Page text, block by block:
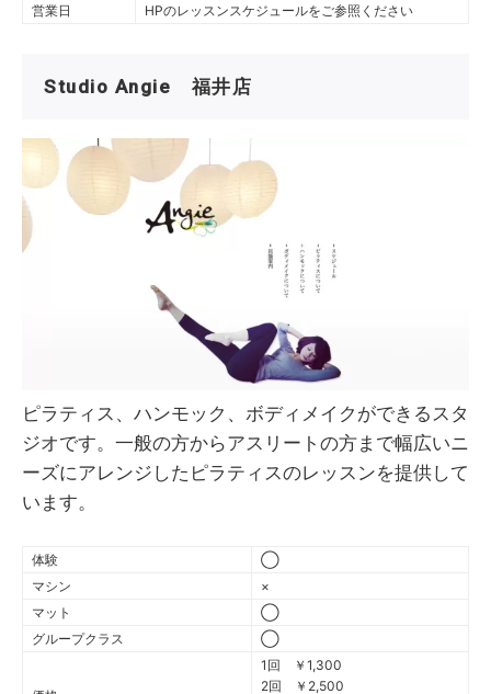
営業日
HPのレッスンスケジュールをご参照ください
Studio Angie 福井店
ピラティス、ハンモック、ボディメイクができるスタ
ジオです。一般の方からアスリートの方まで幅広いニ
ーズにアレンジしたピラティスのレッスンを提供して
います。
体験
◯
マシン
×
マット
◯
グループクラス
◯
1回 ￥1,300
2回 ￥2,500